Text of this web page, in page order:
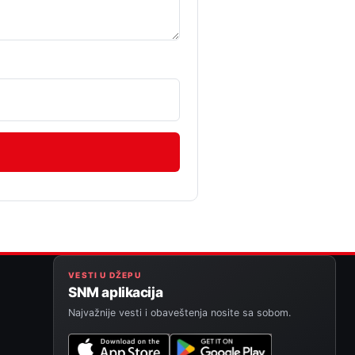
VESTI U DŽEPU
SNM aplikacija
Najvažnije vesti i obaveštenja nosite sa sobom.